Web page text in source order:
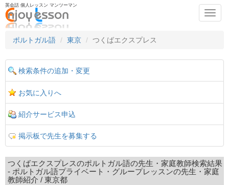
英会話 個人レッスン マンツーマン
ポルトガル語
東京 つくばエクスプレス
検索条件の追加・変更
お気に入りへ
紹介サービス申込
掲示板で先生を募集する
つくばエクスプレスのポルトガル語の先生・家庭教師検索結果
- ポルトガル語プライベート・グループレッスンの先生・家庭
教師紹介 / 東京都